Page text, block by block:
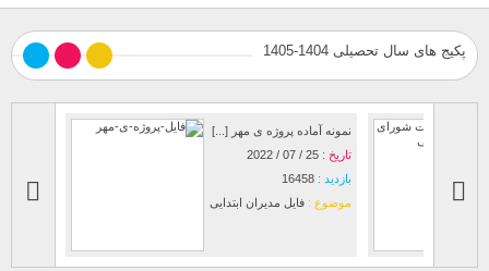
پکیج های سال تحصیلی 1404-1405
موضوع :
صورت جلسات شورای
معلمان [...]
تاریخ : 03 / 07 / 2017
بازدید : 10625